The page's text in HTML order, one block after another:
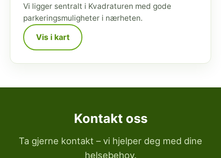
Vi ligger sentralt i Kvadraturen med gode
parkeringsmuligheter i nærheten.
Vis i kart
Kontakt oss
Ta gjerne kontakt – vi hjelper deg med dine
helsebehov.